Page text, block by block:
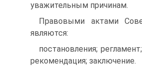
уважительным причинам.
Правовыми актами
являются:
постановления;
рекомендация; заключение.